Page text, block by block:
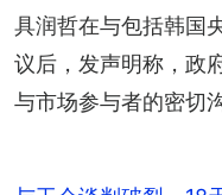
具润哲在与包括韩国
议后，发声明称，政
与市场参与者的密切